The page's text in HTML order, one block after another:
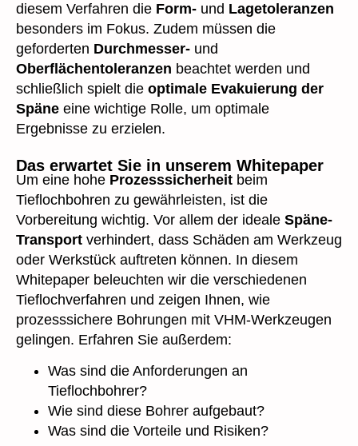
diesem Verfahren die Form- und Lagetoleranzen
besonders im Fokus. Zudem müssen die
geforderten Durchmesser- und
Oberflächentoleranzen beachtet werden und
schließlich spielt die optimale Evakuierung der
Späne eine wichtige Rolle, um optimale
Ergebnisse zu erzielen.
Das erwartet Sie in unserem Whitepaper
Um eine hohe Prozesssicherheit beim
Tieflochbohren zu gewährleisten, ist die
Vorbereitung wichtig. Vor allem der ideale Späne-
Transport verhindert, dass Schäden am Werkzeug
oder Werkstück auftreten können. In diesem
Whitepaper beleuchten wir die verschiedenen
Tieflochverfahren und zeigen Ihnen, wie
prozesssichere Bohrungen mit VHM-Werkzeugen
gelingen. Erfahren Sie außerdem:
Was sind die Anforderungen an
Tieflochbohrer?
Wie sind diese Bohrer aufgebaut?
Was sind die Vorteile und Risiken?